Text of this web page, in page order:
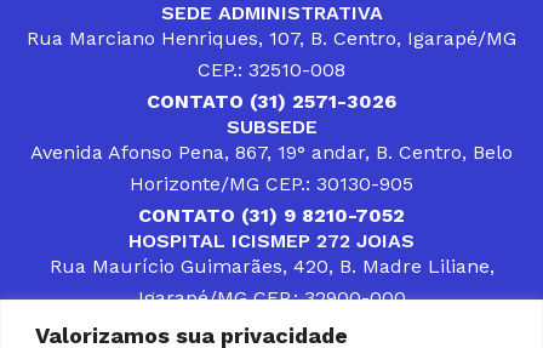
Valorizamos sua privacidade
SEDE ADMINISTRATIVA
Rua Marciano Henriques, 107, B. Centro, Igarapé/MG
CEP.: 32510-008
CONTATO (31) 2571-3026
SUBSEDE
Avenida Afonso Pena, 867, 19° andar, B. Centro, Belo
Horizonte/MG CEP.: 30130-905
CONTATO (31) 9 8210-7052
HOSPITAL ICISMEP 272 JOIAS
Rua Maurício Guimarães, 420, B. Madre Liliane,
Igarapé/MG CEP.: 32900-000
CONTATOS (31) 3512-4400 ou (31) 9 8309-8660